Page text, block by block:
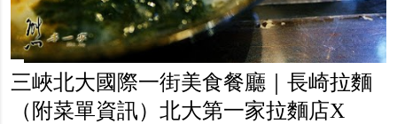
三峽北大國際一街美食餐廳｜長崎拉麵
（附菜單資訊）北大第一家拉麵店X